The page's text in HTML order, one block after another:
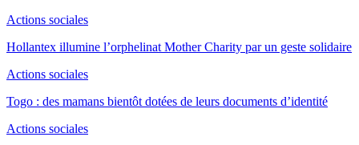
Actions sociales
Hollantex illumine l’orphelinat Mother Charity par un geste solidaire
Actions sociales
Togo : des mamans bientôt dotées de leurs documents d’identité
Actions sociales